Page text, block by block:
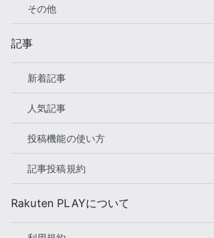
その他
記事
新着記事
人気記事
投稿機能の使い方
記事投稿規約
Rakuten PLAYについて